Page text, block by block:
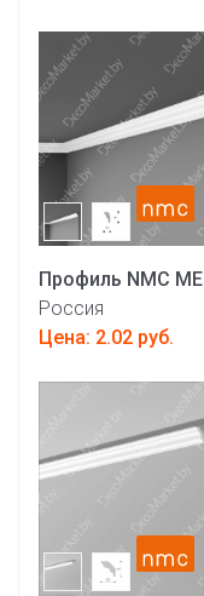
Профиль NMC ME
Россия
Цена: 2.02 руб.